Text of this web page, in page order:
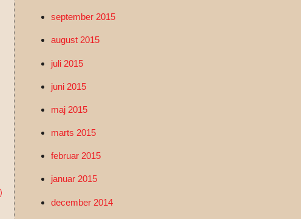
september 2015
august 2015
juli 2015
juni 2015
maj 2015
marts 2015
februar 2015
januar 2015
december 2014